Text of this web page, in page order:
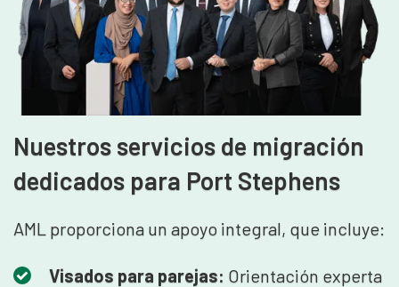
Nuestros servicios de migración
dedicados para Port Stephens
AML proporciona un apoyo integral, que incluye:
Visados para parejas: Orientación experta